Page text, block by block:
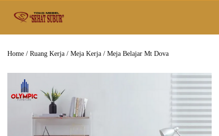
Home / Ruang Kerja / Meja Kerja / Meja Belajar Mt Dova